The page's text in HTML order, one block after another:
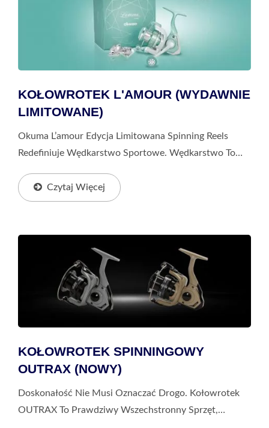
KOŁOWROTEK L'AMOUR (WYDAWNIE
LIMITOWANE)
Okuma L’amour Edycja Limitowana Spinning Reels
Redefiniuje Wędkarstwo Sportowe. Wędkarstwo To
Ozdobione 13 Kryształami Od Swarovskiego; Każdy
Ręcznie...
Czytaj Więcej
KOŁOWROTEK SPINNINGOWY
OUTRAX (NOWY)
Doskonałość Nie Musi Oznaczać Drogo. Kołowrotek
OUTRAX To Prawdziwy Wszechstronny Sprzęt,